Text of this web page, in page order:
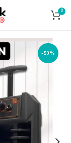
0
-53%